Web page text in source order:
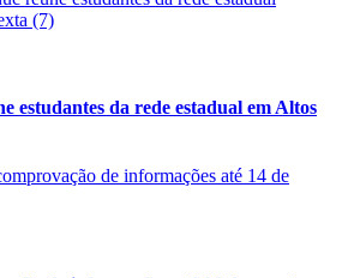
estudantes da rede estadual em Altos